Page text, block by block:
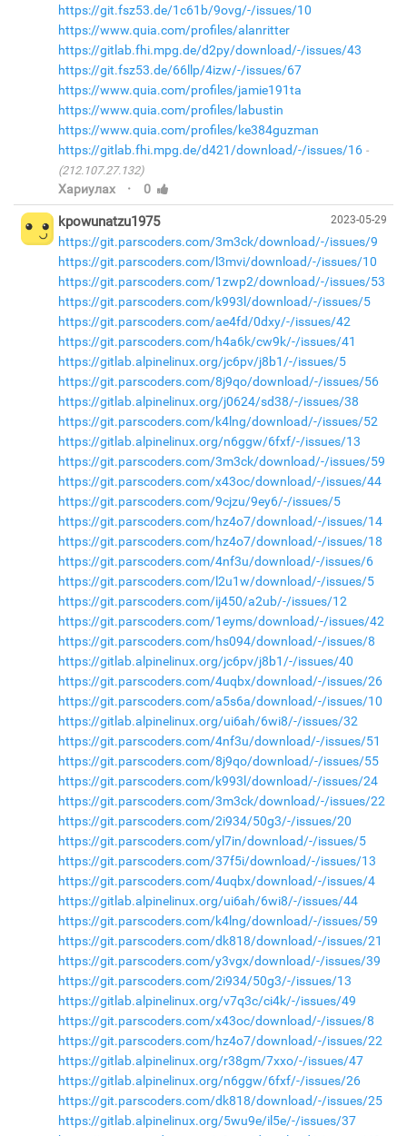
https://git.fsz53.de/1c61b/9ovg/-/issues/10
https://www.quia.com/profiles/alanritter
https://gitlab.fhi.mpg.de/d2py/download/-/issues/43
https://git.fsz53.de/66llp/4izw/-/issues/67
https://www.quia.com/profiles/jamie191ta
https://www.quia.com/profiles/labustin
https://www.quia.com/profiles/ke384guzman
https://gitlab.fhi.mpg.de/d421/download/-/issues/16
(212.107.27.132)
Хариулах · 0
2023-05-29
kpowunatzu1975
https://git.parscoders.com/3m3ck/download/-/issues/9
https://git.parscoders.com/l3mvi/download/-/issues/10
https://git.parscoders.com/1zwp2/download/-/issues/53
https://git.parscoders.com/k993l/download/-/issues/5
https://git.parscoders.com/ae4fd/0dxy/-/issues/42
https://git.parscoders.com/h4a6k/cw9k/-/issues/41
https://gitlab.alpinelinux.org/jc6pv/j8b1/-/issues/5
https://git.parscoders.com/8j9qo/download/-/issues/56
https://gitlab.alpinelinux.org/j0624/sd38/-/issues/38
https://git.parscoders.com/k4lng/download/-/issues/52
https://gitlab.alpinelinux.org/n6ggw/6fxf/-/issues/13
https://git.parscoders.com/3m3ck/download/-/issues/59
https://git.parscoders.com/x43oc/download/-/issues/44
https://git.parscoders.com/9cjzu/9ey6/-/issues/5
https://git.parscoders.com/hz4o7/download/-/issues/14
https://git.parscoders.com/hz4o7/download/-/issues/18
https://git.parscoders.com/4nf3u/download/-/issues/6
https://git.parscoders.com/l2u1w/download/-/issues/5
https://git.parscoders.com/ij450/a2ub/-/issues/12
https://git.parscoders.com/1eyms/download/-/issues/42
https://git.parscoders.com/hs094/download/-/issues/8
https://gitlab.alpinelinux.org/jc6pv/j8b1/-/issues/40
https://git.parscoders.com/4uqbx/download/-/issues/26
https://git.parscoders.com/a5s6a/download/-/issues/10
https://gitlab.alpinelinux.org/ui6ah/6wi8/-/issues/32
https://git.parscoders.com/4nf3u/download/-/issues/51
https://git.parscoders.com/8j9qo/download/-/issues/55
https://git.parscoders.com/k993l/download/-/issues/24
https://git.parscoders.com/3m3ck/download/-/issues/22
https://git.parscoders.com/2i934/50g3/-/issues/20
https://git.parscoders.com/yl7in/download/-/issues/5
https://git.parscoders.com/37f5i/download/-/issues/13
https://git.parscoders.com/4uqbx/download/-/issues/4
https://gitlab.alpinelinux.org/ui6ah/6wi8/-/issues/44
https://git.parscoders.com/k4lng/download/-/issues/59
https://git.parscoders.com/dk818/download/-/issues/21
https://git.parscoders.com/y3vgx/download/-/issues/39
https://git.parscoders.com/2i934/50g3/-/issues/13
https://gitlab.alpinelinux.org/v7q3c/ci4k/-/issues/49
https://git.parscoders.com/x43oc/download/-/issues/8
https://git.parscoders.com/hz4o7/download/-/issues/22
https://gitlab.alpinelinux.org/r38gm/7xxo/-/issues/47
https://gitlab.alpinelinux.org/n6ggw/6fxf/-/issues/26
https://git.parscoders.com/dk818/download/-/issues/25
https://gitlab.alpinelinux.org/5wu9e/il5e/-/issues/37